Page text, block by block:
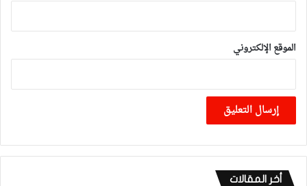
الموقع الإلكتروني
أخر المقالات